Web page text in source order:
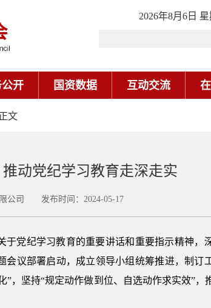
2026年8月6日 星
开 国资数据 互动交流
文
动党纪学习教育走深走实
限公司 发布时间：2024-05-17
党纪学习教育的重要讲话和重要指示精神，
议部署启动，成立领导小组统筹推进，制订
，坚持“规定动作做到位、自选动作求实效”，